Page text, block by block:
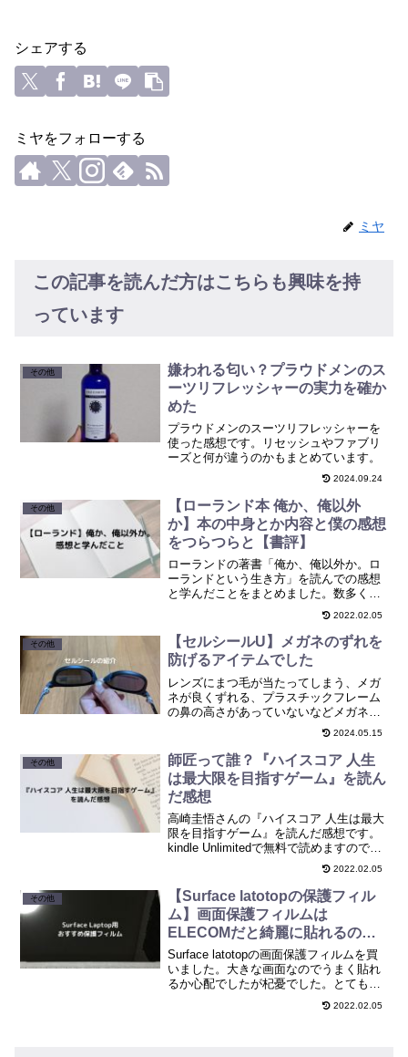
シェアする
ミヤをフォローする
ミヤ
この記事を読んだ方はこちらも興味を持
っています
その他
嫌われる匂い？プラウドメンのス
ーツリフレッシャーの実力を確か
めた
プラウドメンのスーツリフレッシャーを
使った感想です。リセッシュやファブリ
ーズと何が違うのかもまとめています。
2024.09.24
その他
【ローランド本 俺か、俺以外
か】本の中身とか内容と僕の感想
をつらつらと【書評】
ローランドの著書「俺か、俺以外か。ロ
ーランドという生き方」を読んでの感想
と学んだことをまとめました。数多く登
場する名言も魅力ですが、その名言が生
まれるまでに至った背景にある考え方が
さらに魅力でした。
2022.02.05
その他
【セルシールU】メガネのずれを
防げるアイテムでした
レンズにまつ毛が当たってしまう、メガ
ネが良くずれる、プラスチックフレーム
の鼻の高さがあっていないなどメガネに
関する悩みを解決するアイテムの紹介で
2024.05.15
その他
師匠って誰？『ハイスコア 人生
は最大限を目指すゲーム』を読ん
だ感想
高崎圭悟さんの『ハイスコア 人生は最大
限を目指すゲーム』を読んだ感想です。
kindle Unlimitedで無料で読めますので気
軽に読めるのがいいですね。調べてみた
ら「ネットワーク」とかの単語もでてき
たのであわせて調べてみました。
2022.02.05
その他
【Surface latotopの保護フィル
ム】画面保護フィルムは
ELECOMだと綺麗に貼れるので
おすすめです。
Surface latotopの画面保護フィルムを買
いました。大きな画面なのでうまく貼れ
るか心配でしたが杞憂でした。とてもい
い画面保護フィルムだったのでエレコム
Surface Laptop 保護フィルムを紹介しま
2022.02.05